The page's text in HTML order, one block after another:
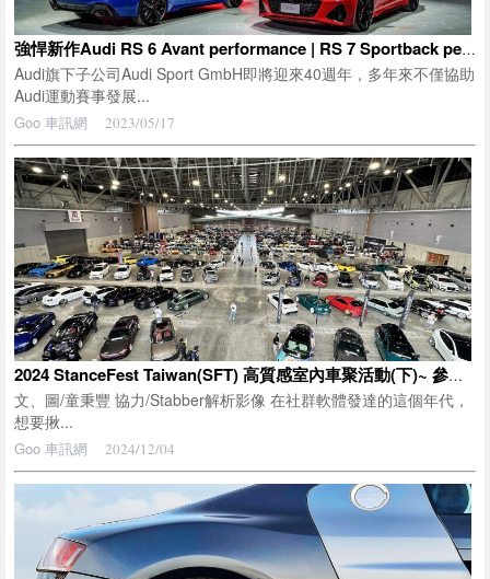
強悍新作Audi RS 6 Avant performance | RS 7 Sportback performance上市 Audi Sport GmbH即將迎來40週年
Audi旗下子公司Audi Sport GmbH即將迎來40週年，多年來不僅協助
Audi運動賽事發展...
Goo 車訊網 2023/05/17
2024 StanceFest Taiwan(SFT) 高質感室內車聚活動(下)~ 參展美車介紹
文、圖/童秉豐 協力/Stabber解析影像 在社群軟體發達的這個年代，
想要揪...
Goo 車訊網 2024/12/04